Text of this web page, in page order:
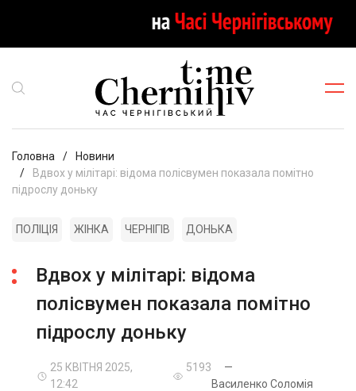
Головна
Новини
Вдвох у мілітарі: відома полісвумен показала помітно
підрослу доньку
ПОЛІЦІЯ ЖІНКА ЧЕРНІГІВ ДОНЬКА
Вдвох у мілітарі: відома
полісвумен показала помітно
підрослу доньку
25 КВІТНЯ 2025,
12:42
5193
—
Василенко Соломія